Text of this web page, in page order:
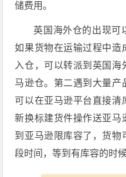
储费用。
英国海外仓的出现可
如果货物在运输过程中造
入仓，可以转派到英国
马逊仓。第二遇到大量产
可以在亚马逊平台直接清
新换标建货件操作送亚马
到亚马逊限库容了，货物
段时间，等到有库容的时